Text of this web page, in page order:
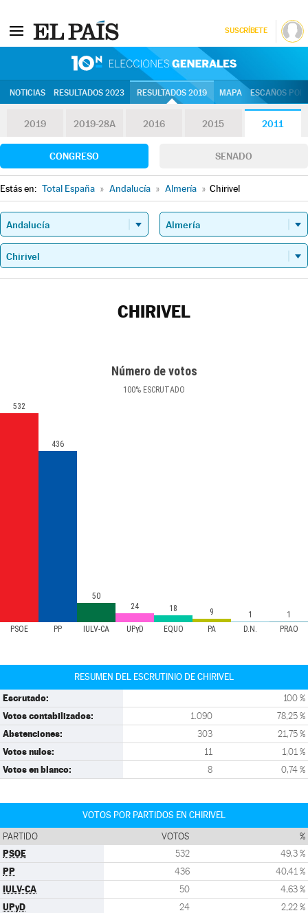
SUSCRÍBETE
NOTICIAS RESULTADOS 2023 RESULTADOS 2019 MAPA ESCAÑOS
2019 2019-28A 2016 2015 2011
CONGRESO SENADO
Estás en: Total España » Andalucía » Almería » Chirivel
CHIRIVEL
Número de votos
100% ESCRUTADO
PSOE PP IULV-CA UPyD EQUO PA D.N. PRAO
532
436
50
24
18 9 1 1
RESUMEN DEL ESCRUTINIO DE CHIRIVEL
Escrutado: 100 %
Votos contabilizados: 1.090 78,25 %
Abstenciones: 303 21,75 %
Votos nulos: 11 1,01 %
Votos en blanco: 8 0,74 %
VOTOS POR PARTIDOS EN CHIRIVEL
PARTIDO VOTOS %
PSOE 532 49,3 %
PP 436 40,41 %
IULV-CA 50 4,63 %
UPyD 24 2,22 %